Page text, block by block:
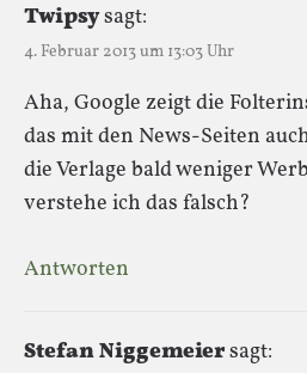
Twipsysagt:
4. Februar 2013 um 13:03 Uhr
Aha, Google zeigt die
das mit den News-Seiten
die Verlage bald weniger
verstehe ich das falsch?
Antworten
Stefan Niggemeiersagt: